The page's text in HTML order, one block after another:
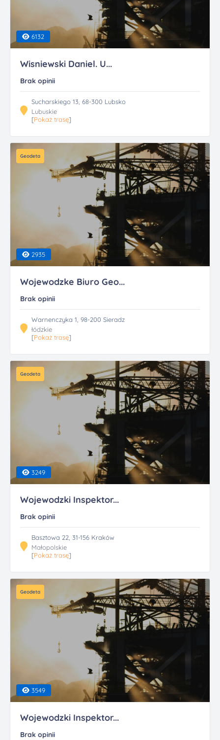
6132
Wisniewski Daniel. U...
Brak opinii
Sucharskiego 13, 68-300 Lubsko
Lubuskie
[Pokaż trasę]
Geodeta
2935
Wojewodzke Biuro Geo...
Brak opinii
Warnenczyka 1, 98-200 Sieradz
łódzkie
[Pokaż trasę]
Geodeta
3249
Wojewodzki Inspektor...
Brak opinii
Basztowa 22, 31-156 Kraków
Małopolskie
[Pokaż trasę]
Geodeta
3549
Wojewodzki Inspektor...
Brak opinii